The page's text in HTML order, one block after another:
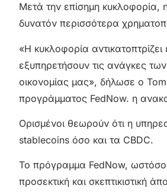
Μετά την επίσημη
δυνατόν περισσότερα
«Η κυκλοφορία
εξυπηρετήσουν τις ανάγκες
οικονομίας μας», δήλωσε ο
προγράμματος FedNow. η
Ορισμένοι θεωρούν ότι η
stablecoins όσο και τα CBDC.
Το πρόγραμμα FedNow, ωστόσο,
προσεκτική και σκεπτικιστική